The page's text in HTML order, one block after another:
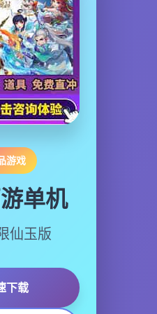
游戏
单机
仙玉版
下载